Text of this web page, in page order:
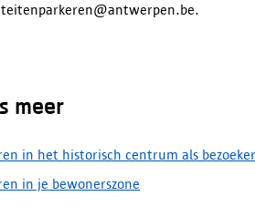
meer
in het historisch centrum als bezoeker
in je bewonerszone